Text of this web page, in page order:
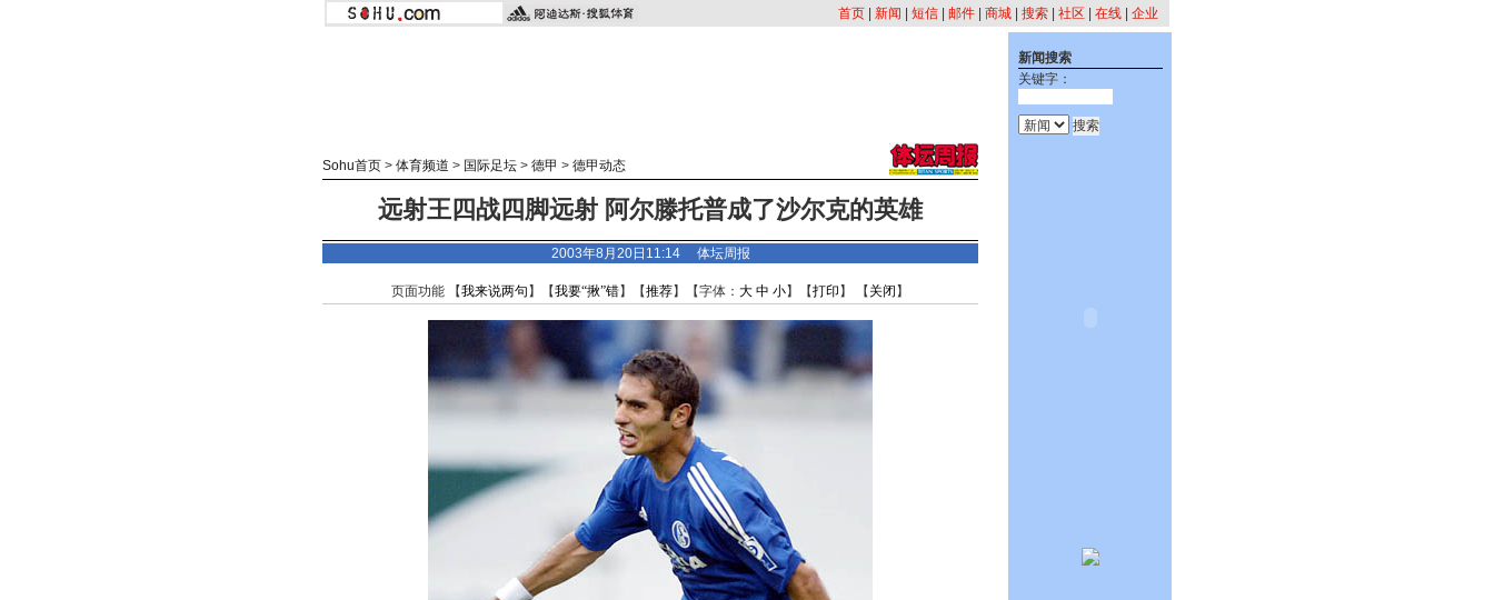
首页 新闻 短信 邮件 商城 搜索 社区 在线 企业
Sohu首页 > 体育频道 > 国际足坛 > 德甲 > 德甲动态
远射王四战四脚远射 阿尔滕托普成了沙尔克的英雄
2003年8月20日11:14 体坛周报
页面功能 【我来说两句 】【我要“揪”错】【推荐】【字体： 大 中 小】【打印 】 【 关闭 】
新闻搜索
关键字：